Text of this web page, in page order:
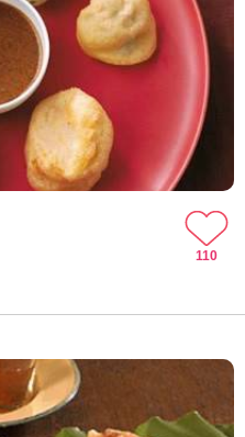
110